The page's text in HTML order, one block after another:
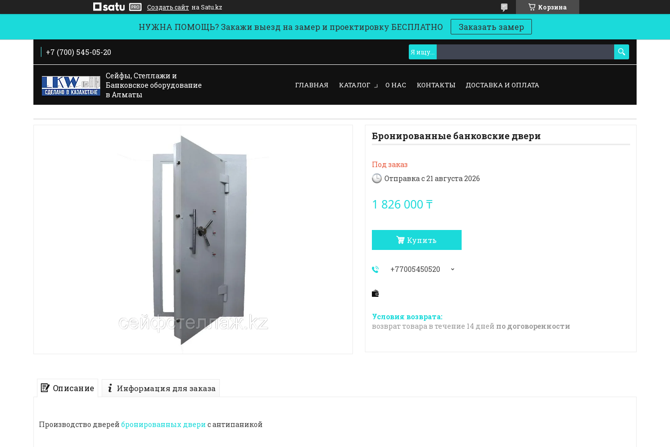
Создать сайт на Satu.kz Корзина
НУЖНА ПОМОЩЬ? Закажи выезд на замер и проектировку БЕСПЛАТНО Заказать замер
+7 (700) 545-05-20
Сейфы, Стеллажи и
Банковское оборудование
в Алматы
ГЛАВНАЯ КАТАЛОГ О НАС КОНТАКТЫ ДОСТАВКА И ОПЛАТА
Бронированные банковские двери
Под заказ
Отправка с 21 августа 2026
1 826 000 ₸
Купить
+77005450520
возврат товара в течение 14 дней по договоренности
Описание Информация для заказа
Производство дверей бронированных двери с антипаникой